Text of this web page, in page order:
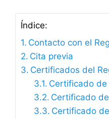
Índice:
Contacto con el
Cita previa
Certificados del
Certificado
Certificado
Certificado